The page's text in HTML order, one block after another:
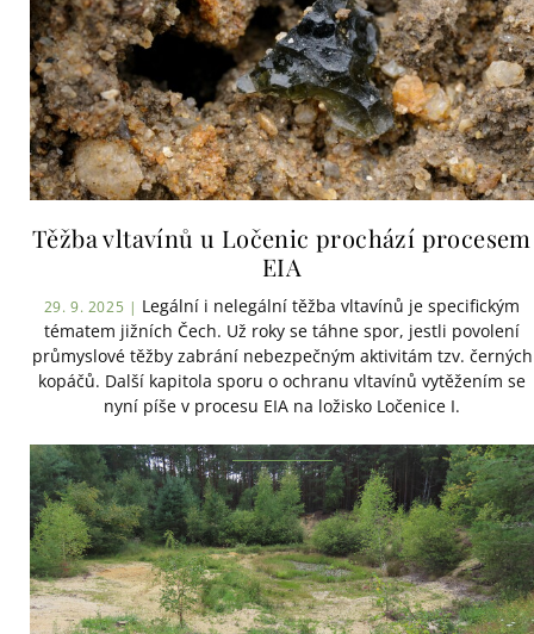
Těžba vltavínů u Ločenic prochází procesem
EIA
29. 9. 2025 | Legální i nelegální těžba vltavínů je specifickým
tématem jižních Čech. Už roky se táhne spor, jestli povolení
průmyslové těžby zabrání nebezpečným aktivitám tzv. černých
kopáčů. Další kapitola sporu o ochranu vltavínů vytěžením se
nyní píše v procesu EIA na ložisko Ločenice I.